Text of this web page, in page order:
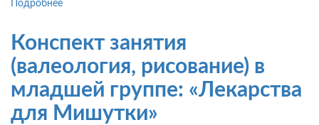
Подробнее
по
лепке
в
1
младшей
группе
Конспект занятия
(валеология, рисование) в
младшей группе: «Лекарства
для Мишутки»